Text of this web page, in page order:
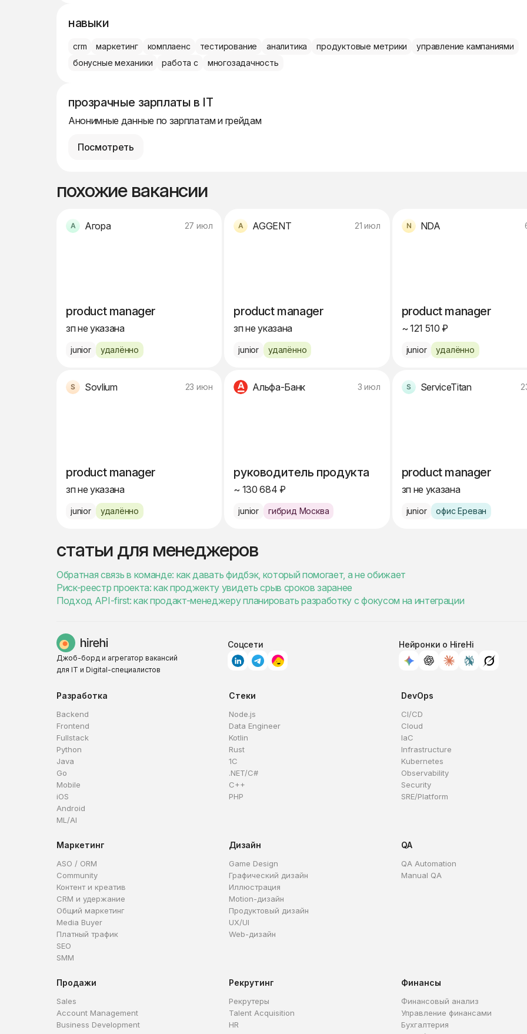
навыки
crm маркетинг комплаенс тестирование аналитика продуктовые метрики
управление кампаниями
бонусные механики
работа с многозадачность
прозрачные зарплаты в IT
Анонимные данные по зарплатам и грейдам
Посмотреть
похожие вакансии
Агора 27 июл
product manager
зп не указана
junior удалённо
AGGENT 21 июл
product manager
зп не указана
junior удалённо
NDA
product manager
~ 121 510 ₽
junior удалённо
Sovlium 23 июн
product manager
зп не указана
junior удалённо
Альфа-Банк 3 июл
руководитель продукта
~ 130 684 ₽
junior гибрид Москва
ServiceTitan
product manager
зп не указана
junior офис Ереван
статьи для менеджеров
Обратная связь в команде: как давать фидбэк, который помогает, а не обижает
Риск-реестр проекта: как проджекту увидеть срыв сроков заранее
Подход API-first: как продакт-менеджеру планировать разработку с фокусом на интеграции
Джоб-борд и агрегатор вакансий
для IT и Digital-специалистов
Соцсети Нейронки о HireHi
Разработка
Backend
Frontend
Fullstack
Python
Java
Go
Mobile
iOS
Android
ML/AI
Стеки
Node.js
Data Engineer
Kotlin
Rust
1C
.NET/C#
C++
PHP
DevOps
CI/CD
Cloud
IaC
Infrastructure
Kubernetes
Observability
Security
SRE/Platform
Маркетинг
ASO / ORM
Community
Контент и креатив
CRM и удержание
Общий маркетинг
Media Buyer
Платный трафик
SEO
SMM
Дизайн
Game Design
Графический дизайн
Иллюстрация
Motion-дизайн
Продуктовый дизайн
UX/UI
Web-дизайн
QA
QA Automation
Manual QA
Продажи
Sales
Account Management
Business Development
Рекрутинг
Рекрутеры
Talent Acquisition
HR
Финансы
Финансовый анализ
Управление финансами
Бухгалтерия